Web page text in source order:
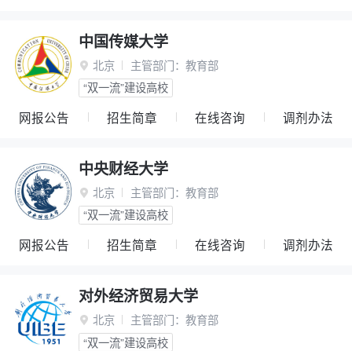
中国传媒大学
 北京 主管部门： 教育部
“双一流”建设高校
网报公告 招生简章 在线咨询 调剂办法
中央财经大学
 北京 主管部门： 教育部
“双一流”建设高校
网报公告 招生简章 在线咨询 调剂办法
对外经济贸易大学
 北京 主管部门： 教育部
“双一流”建设高校